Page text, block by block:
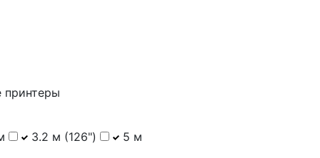
3.2 м (126") 5 м